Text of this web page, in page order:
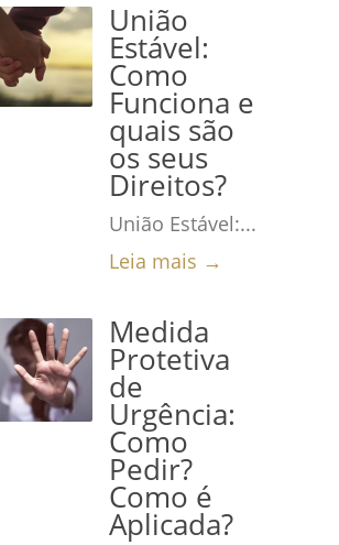
União
Estável:
Como
Funciona e
quais são
os seus
Direitos?
União Estável:...
Leia mais →
Medida
Protetiva
de
Urgência:
Como
Pedir?
Como é
Aplicada?